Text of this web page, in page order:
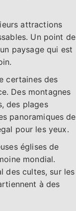
attractions
Un point de
paysage qui est
certaines des
Des montagnes
des plages
panoramiques de
pour les yeux.
églises de
mondial.
des cultes, sur les
à des